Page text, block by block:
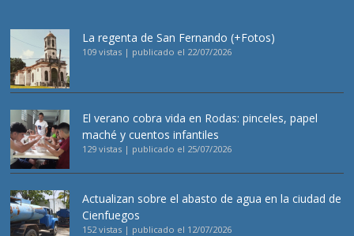
La regenta de San Fernando (+Fotos)
109 vistas | publicado el 22/07/2026
El verano cobra vida en Rodas: pinceles, papel
maché y cuentos infantiles
129 vistas | publicado el 25/07/2026
Actualizan sobre el abasto de agua en la ciudad de
Cienfuegos
152 vistas | publicado el 12/07/2026